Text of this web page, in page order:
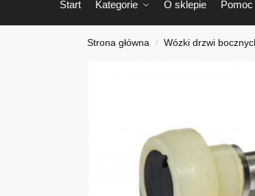
Start Kategorie O sklepie Pomoc
Strona główna / Wózki drzwi